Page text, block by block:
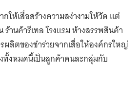
กให้เสื่อสร้างความสง่างามให้วัด แต่
ร้านค้ารีเทล โรงแรม ห้างสรรพสินค้า
ผลิตของชำร่วยจากเสื่อให้องค์กรใหญ่
ทั้งหมดนี้เป็นลูกค้าคนละกลุ่มกับ